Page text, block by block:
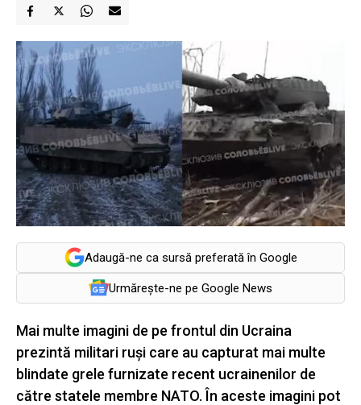
Adaugă-ne ca sursă preferată în Google
Urmărește-ne pe Google News
Mai multe imagini de pe frontul din Ucraina
prezintă militari ruşi care au capturat mai multe
blindate grele furnizate recent ucrainenilor de
către statele membre NATO. În aceste imagini pot